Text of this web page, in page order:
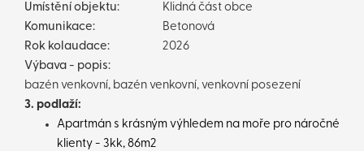
Umístění objektu:
Klidná část obce
Komunikace:
Betonová
Rok kolaudace:
2026
Výbava - popis:
bazén venkovní, bazén venkovní, venkovní posezení
3. podlaží:
Apartmán s krásným výhledem na moře pro náročné
klienty - 3kk, 86m2